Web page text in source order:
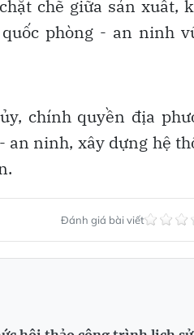
chẽ giữa sản xuất,
phòng - an ninh
chính quyền địa
an ninh, xây dựng hệ
Đánh giá bài viết